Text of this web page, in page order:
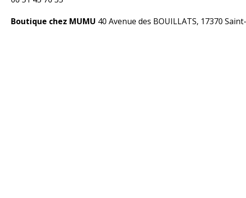
Boutique chez MUMU 40 Avenue des BOUILLATS, 17370